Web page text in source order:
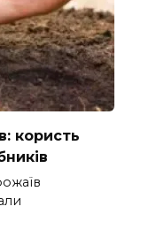
користь